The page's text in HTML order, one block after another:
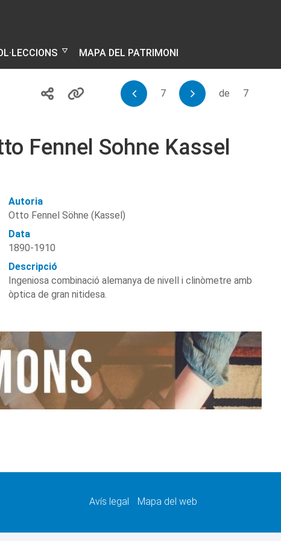
MAPA DEL PATRIMONI
7 de 7
Fennel Sohne Kassel
Autoria
Otto Fennel Söhne (Kassel)
Data
1890-1910
Descripció
Ingeniosa combinació alemanya de nivell i clinòmetre amb
òptica de gran nitidesa.
Avís legal Mapa del web